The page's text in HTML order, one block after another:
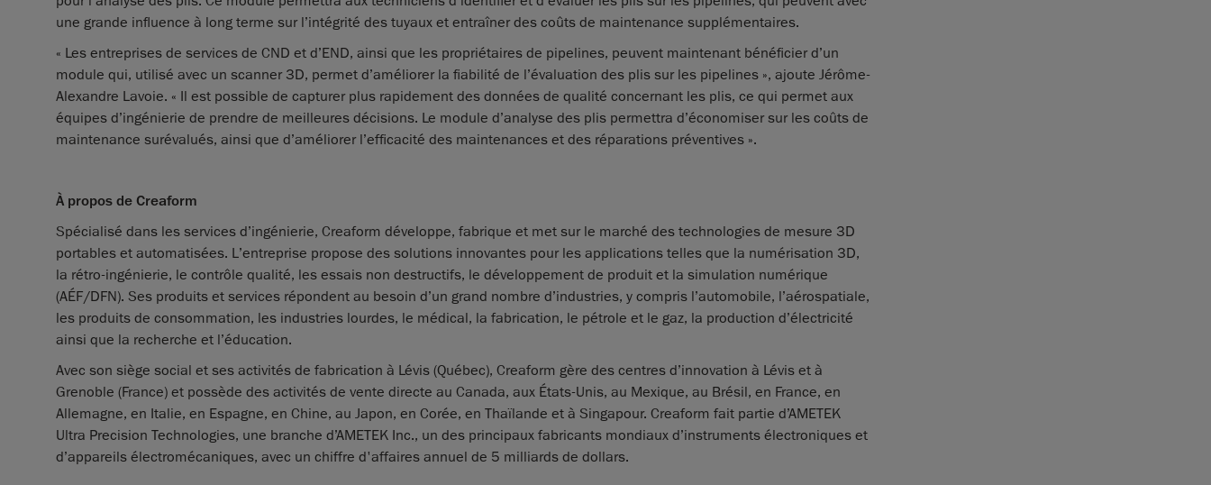
une grande influence à long terme sur l’intégrité des tuyaux et entraîner des coûts de maintenance supplémentaires.
« Les entreprises de services de CND et d’END, ainsi que les propriétaires de pipelines, peuvent maintenant bénéficier d’un
module qui, utilisé avec un scanner 3D, permet d’améliorer la fiabilité de l’évaluation des plis sur les pipelines », ajoute Jérôme-
Alexandre Lavoie. « Il est possible de capturer plus rapidement des données de qualité concernant les plis, ce qui permet aux
équipes d’ingénierie de prendre de meilleures décisions. Le module d’analyse des plis permettra d’économiser sur les coûts de
maintenance surévalués, ainsi que d’améliorer l’efficacité des maintenances et des réparations préventives ».
À propos de Creaform
Spécialisé dans les services d’ingénierie, Creaform développe, fabrique et met sur le marché des technologies de mesure 3D
portables et automatisées. L’entreprise propose des solutions innovantes pour les applications telles que la numérisation 3D,
la rétro-ingénierie, le contrôle qualité, les essais non destructifs, le développement de produit et la simulation numérique
(AÉF/DFN). Ses produits et services répondent au besoin d’un grand nombre d’industries, y compris l’automobile, l’aérospatiale,
les produits de consommation, les industries lourdes, le médical, la fabrication, le pétrole et le gaz, la production d’électricité
ainsi que la recherche et l’éducation.
Avec son siège social et ses activités de fabrication à Lévis (Québec), Creaform gère des centres d’innovation à Lévis et à
Grenoble (France) et possède des activités de vente directe au Canada, aux États-Unis, au Mexique, au Brésil, en France, en
Allemagne, en Italie, en Espagne, en Chine, au Japon, en Corée, en Thaïlande et à Singapour. Creaform fait partie d’AMETEK
Ultra Precision Technologies, une branche d’AMETEK Inc., un des principaux fabricants mondiaux d’instruments électroniques et
d’appareils électromécaniques, avec un chiffre d'affaires annuel de 5 milliards de dollars.